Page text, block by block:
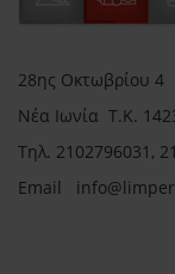
28ης Οκτωβρίου 4
Νέα Ιωνία Τ.Κ.
Τηλ. 2102796031,
Email in